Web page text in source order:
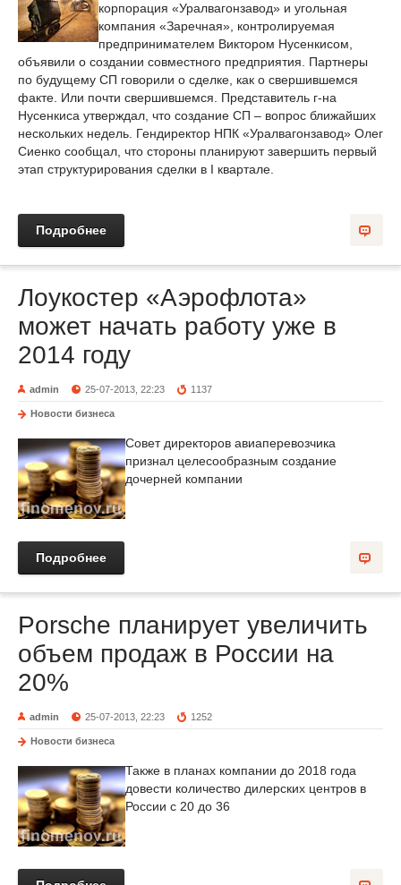
корпорация «Уралвагонзавод» и угольная
компания «Заречная», контролируемая
предпринимателем Виктором Нусенкисом,
объявили о создании совместного предприятия. Партнеры
по будущему СП говорили о сделке, как о свершившемся
факте. Или почти свершившемся. Представитель г-на
Нусенкиса утверждал, что создание СП – вопрос ближайших
нескольких недель. Гендиректор НПК «Уралвагонзавод» Олег
Сиенко сообщал, что стороны планируют завершить первый
этап структурирования сделки в I квартале.
Подробнее
Лоукостер «Аэрофлота»
может начать работу уже в
2014 году
admin 25-07-2013, 22:23 1137
Новости бизнеса
Совет директоров авиаперевозчика
признал целесообразным создание
дочерней компании
Подробнее
Porsche планирует увеличить
объем продаж в России на
20%
admin 25-07-2013, 22:23 1252
Новости бизнеса
Также в планах компании до 2018 года
довести количество дилерских центров в
России c 20 до 36